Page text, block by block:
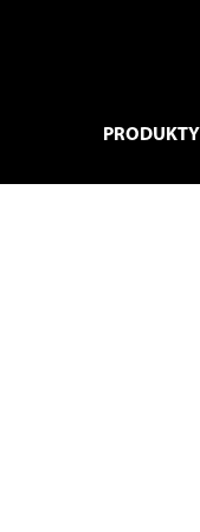
PRODUKTY